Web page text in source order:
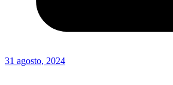
31 agosto, 2024